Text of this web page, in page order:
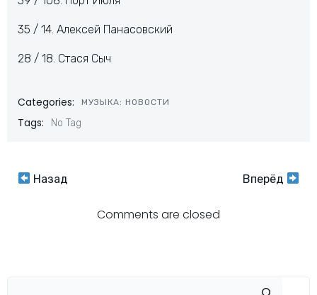
35 / 14. Алексей Панасовский
28 / 18. Стася Сыч
Categories: МУЗЫКА: НОВОСТИ
Tags: No Tag
Навигация
Назад
Навигация
по
Вперёд
Comments are closed